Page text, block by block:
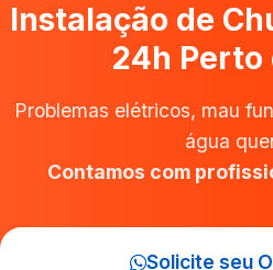
Instalação de
24h Perto
Problemas elétricos, mau
água
Contamos com
Solicite seu